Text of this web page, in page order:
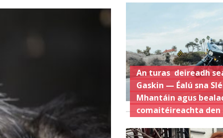
An turas deireadh
Gaskin — Éalú sna
Mhantáin agus
comaitéireachta den